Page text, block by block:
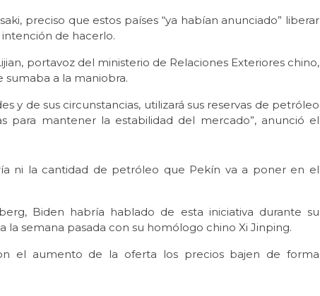
preciso que estos países “ya habían anunciado” liberar
de hacerlo.
portavoz del ministerio de Relaciones Exteriores chino,
a la maniobra.
y de sus circunstancias, utilizará sus reservas de petróleo
para mantener la estabilidad del mercado”, anunció el
ni la cantidad de petróleo que Pekín va a poner en el
Biden habría hablado de esta iniciativa durante su
semana pasada con su homólogo chino Xi Jinping.
el aumento de la oferta los precios bajen de forma